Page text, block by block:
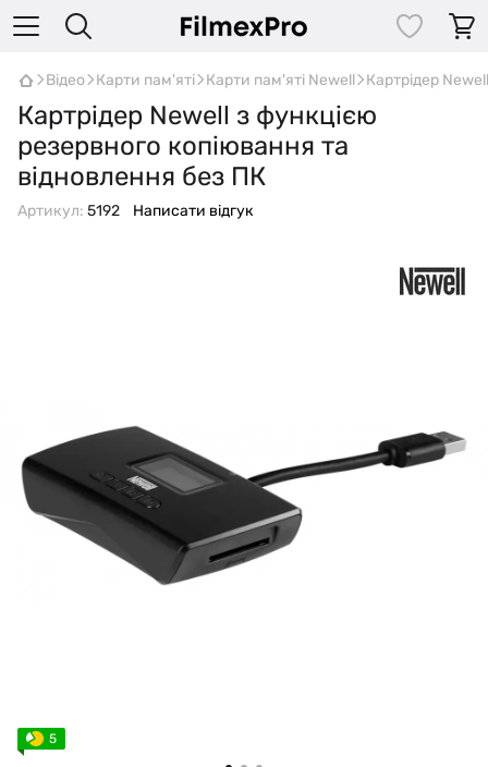
Відео Карти пам'яті Карти пам'яті Newell Картрідер
Картрідер Newell з функцією
резервного копіювання та
відновлення без ПК
Артикул: 5192 Написати відгук
5